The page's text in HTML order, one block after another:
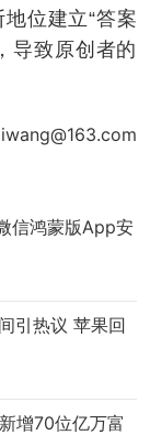
位建立“答案
导致原创者的
信鸿蒙版App安
引热议 苹果回
增70位亿万富